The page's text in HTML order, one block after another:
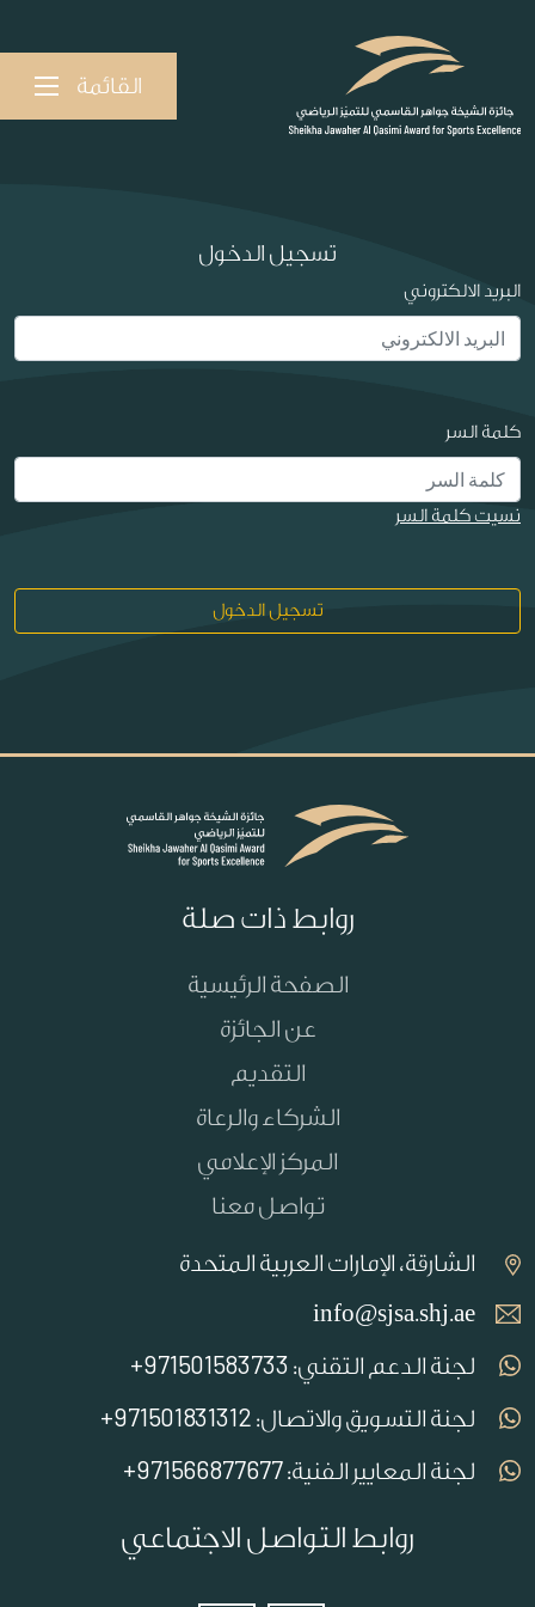
القائمة
تسجيل الدخول
البريد الالكتروني
كلمة السر
نسيت كلمة السر
تسجيل الدخول
روابط ذات صلة
الصفحة الرئيسية
عن الجائزة
التقديم
الشركاء والرعاة
المركز الإعلامي
تواصل معنا
الشارقة، الإمارات العربية المتحدة
info@sjsa.shj.ae
لجنة الدعم التقني: 971501583733+
لجنة التسويق والاتصال: 971501831312+
لجنة المعايير الفنية:971566877677+
روابط التواصل الاجتماعي